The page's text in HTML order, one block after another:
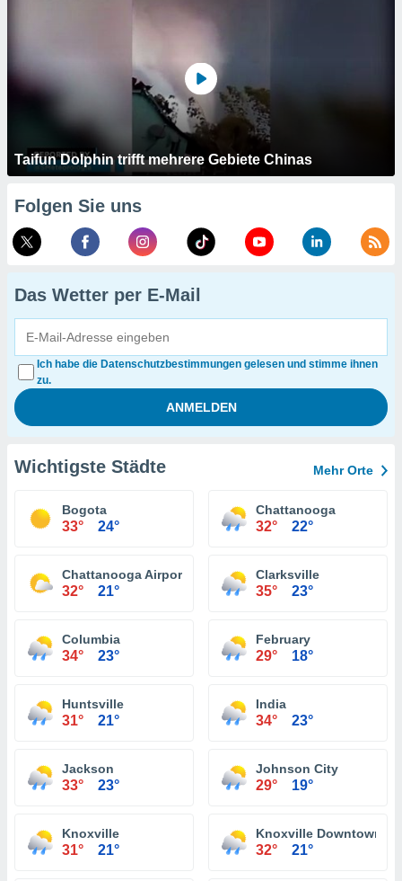
Taifun Dolphin trifft mehrere Gebiete Chinas
Folgen Sie uns
Das Wetter per E-Mail
Ich habe die Datenschutzbestimmungen gelesen und stimme ihnen
zu.
Wichtigste Städte Mehr Orte
Bogota
33° 24°
Chattanooga
32° 22°
Chattanooga Airport
32° 21°
Clarksville
35° 23°
Columbia
34° 23°
February
29° 18°
Huntsville
31° 21°
India
34° 23°
Jackson
33° 23°
Johnson City
29° 19°
Knoxville
31° 21°
Knoxville Downtown
32° 21°